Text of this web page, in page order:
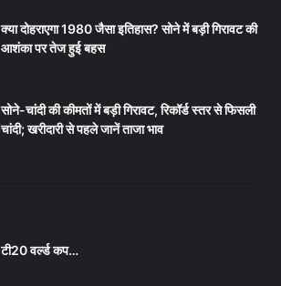
क्या दोहराएगा 1980 जैसा इतिहास? सोने में बड़ी गिरावट की
आशंका पर तेज हुई बहस
सोने-चांदी की कीमतों में बड़ी गिरावट, रिकॉर्ड स्तर से फिसली
चांदी; खरीदारी से पहले जानें ताजा भाव
टी20 वर्ल्ड कप…